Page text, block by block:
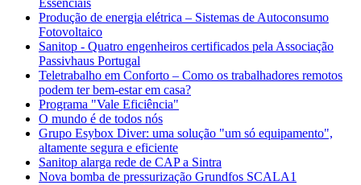
Essenciais
Produção de energia elétrica – Sistemas de Autoconsumo
Fotovoltaico
Sanitop - Quatro engenheiros certificados pela Associação
Passivhaus Portugal
Teletrabalho em Conforto – Como os trabalhadores remotos
podem ter bem-estar em casa?
Programa "Vale Eficiência"
O mundo é de todos nós
Grupo Esybox Diver: uma solução "um só equipamento",
altamente segura e eficiente
Sanitop alarga rede de CAP a Sintra
Nova bomba de pressurização Grundfos SCALA1